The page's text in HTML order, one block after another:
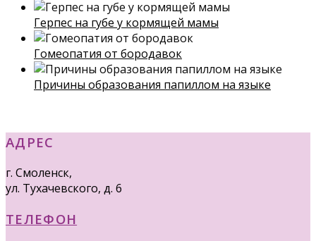
Герпес на губе у кормящей мамы
Гомеопатия от бородавок
Причины образования папиллом на языке
АДРЕС
г. Смоленск,
ул. Тухачевского, д. 6
ТЕЛЕФОН